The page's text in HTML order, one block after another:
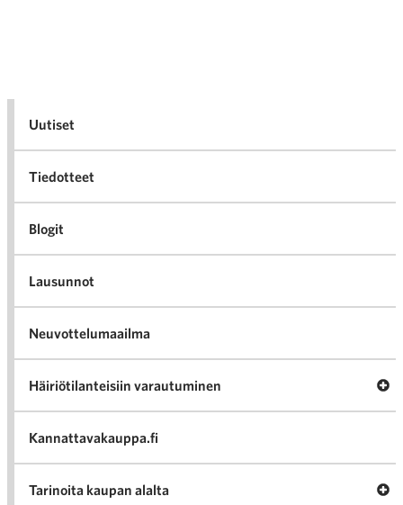
Uutiset
Tiedotteet
Blogit
Lausunnot
Neuvottelumaailma
Häiriötilanteisiin varautuminen
Kannattavakauppa.fi
Tarinoita kaupan alalta